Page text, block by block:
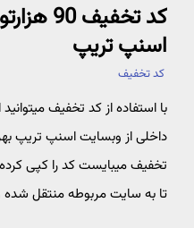
کد
اسنپ تریپ
کد تخفیف
داخلی از وبسایت اسنپ تریپ
تخفیف میبایست کد را کپی
تا به سایت مربوطه منتقل شده